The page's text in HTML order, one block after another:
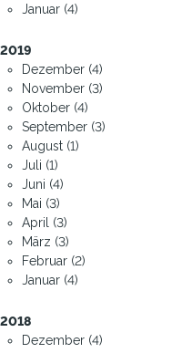
Januar (4)
2019
Dezember (4)
November (3)
Oktober (4)
September (3)
August (1)
Juli (1)
Juni (4)
Mai (3)
April (3)
März (3)
Februar (2)
Januar (4)
2018
Dezember (4)